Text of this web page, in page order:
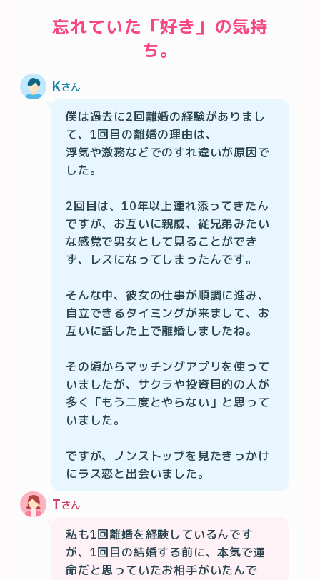
忘れていた「好き」の気持
ち。
Kさん
僕は過去に2回離婚の経験がありまし
て、1回目の離婚の理由は、
浮気や激務などでのすれ違いが原因で
した。
2回目は、10年以上連れ添ってきたん
ですが、お互いに親戚、従兄弟みたい
な感覚で男女として見ることができ
ず、レスになってしまったんです。
そんな中、彼女の仕事が順調に進み、
自立できるタイミングが来まして、お
互いに話した上で離婚しましたね。
その頃からマッチングアプリを使って
いましたが、サクラや投資目的の人が
多く「もう二度とやらない」と思って
いました。
ですが、ノンストップを見たきっかけ
にラス恋と出会いました。
Tさん
私も1回離婚を経験しているんです
が、1回目の結婚する前に、本気で運
命だと思っていたお相手がいたんで